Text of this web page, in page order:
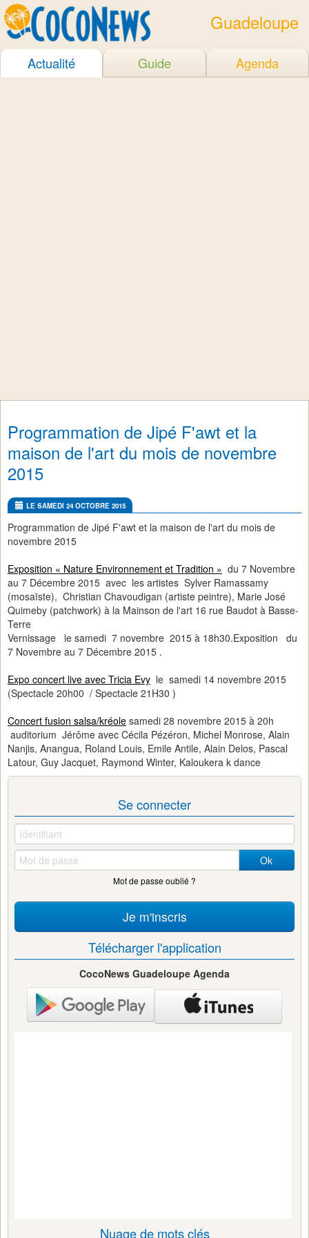
Guadeloupe
Actualité Guide Agenda
Programmation de Jipé F'awt et la
maison de l'art du mois de novembre
2015
LE SAMEDI 24 OCTOBRE 2015
Programmation de Jipé F'awt et la maison de l'art du mois de
novembre 2015
Exposition « Nature Environnement et Tradition » du 7 Novembre
au 7 Décembre 2015 avec les artistes Sylver Ramassamy
(mosaïste), Christian Chavoudigan (artiste peintre), Marie José
Quimeby (patchwork) à la Mainson de l'art 16 rue Baudot à Basse-
Terre
Vernissage le samedi 7 novembre 2015 à 18h30.Exposition du
7 Novembre au 7 Décembre 2015 .
Expo concert live avec Tricia Evy le samedi 14 novembre 2015
(Spectacle 20h00 / Spectacle 21H30 )
Concert fusion salsa/kréole samedi 28 novembre 2015 à 20h
auditorium Jérôme avec Cécila Pézéron, Michel Monrose, Alain
Nanjis, Anangua, Roland Louis, Emile Antile, Alain Delos, Pascal
Latour, Guy Jacquet, Raymond Winter, Kaloukera k dance
Se connecter
Ok
Mot de passe oublié ?
Je m'inscris
Télécharger l'application
CocoNews Guadeloupe Agenda
Nuage de mots clés